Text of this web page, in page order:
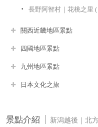
長野阿智村｜花桃之里
關西近畿地區景點
四國地區景點
九州地區景點
日本文化之旅
景點介紹 新潟越後｜北